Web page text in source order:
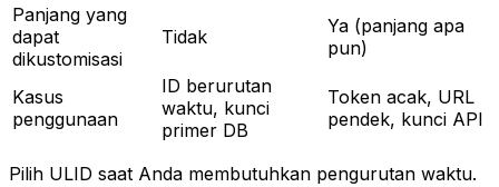
Panjang yang
dapat
dikustomisasi
Tidak
Ya (panjang apa
pun)
Kasus
penggunaan
ID berurutan
waktu, kunci
primer DB
Token acak, URL
pendek, kunci API
Pilih ULID saat Anda membutuhkan pengurutan waktu.